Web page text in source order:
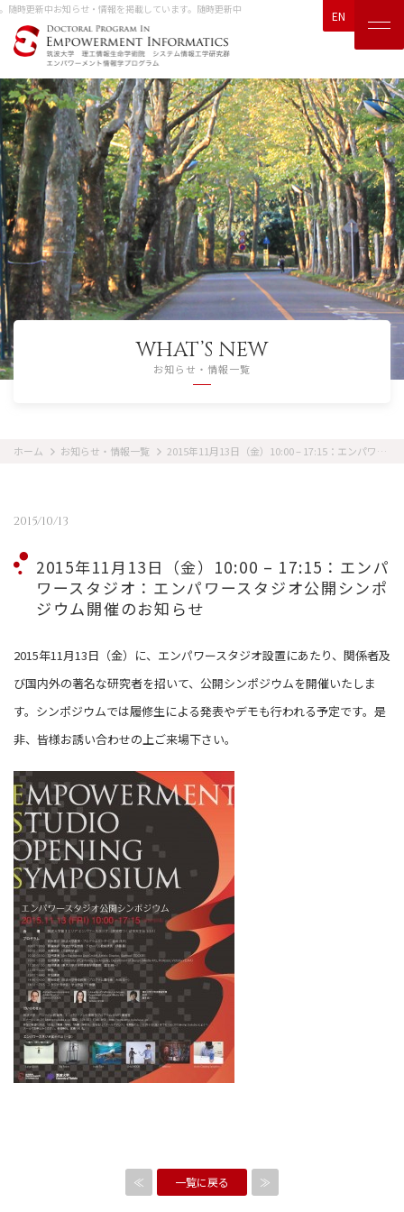
時更新中お知らせ・情報を掲載しています。随時更新中 EN
WHAT’S NEW
お知らせ・情報一覧
ホーム お知らせ・情報一覧 2015年11月13日（金）10:00 – 17:15：エンパワースタジオ：エンパワースタジオ公開シンポジウム開催のお知らせ
2015/10/13
2015年11月13日（金）10:00 – 17:15：エンパ
ワースタジオ：エンパワースタジオ公開シンポ
ジウム開催のお知らせ
2015年11月13日（金）に、エンパワースタジオ設置にあたり、関係者及
び国内外の著名な研究者を招いて、公開シンポジウムを開催いたしま
す。シンポジウムでは履修生による発表やデモも行われる予定です。是
非、皆様お誘い合わせの上ご来場下さい。
≪ 一覧に戻る ≫